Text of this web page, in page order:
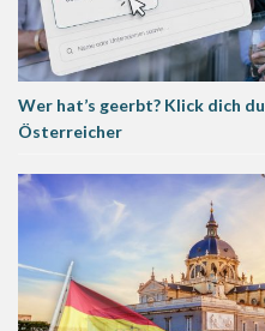
Wer hat’s geerbt? Klick dich
Österreicher